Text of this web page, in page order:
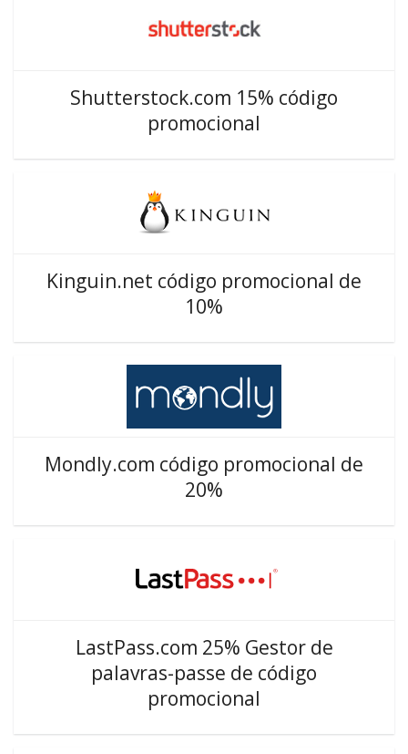
Shutterstock.com 15% código
promocional
Kinguin.net código promocional de
10%
Mondly.com código promocional de
20%
LastPass.com 25% Gestor de
palavras-passe de código
promocional